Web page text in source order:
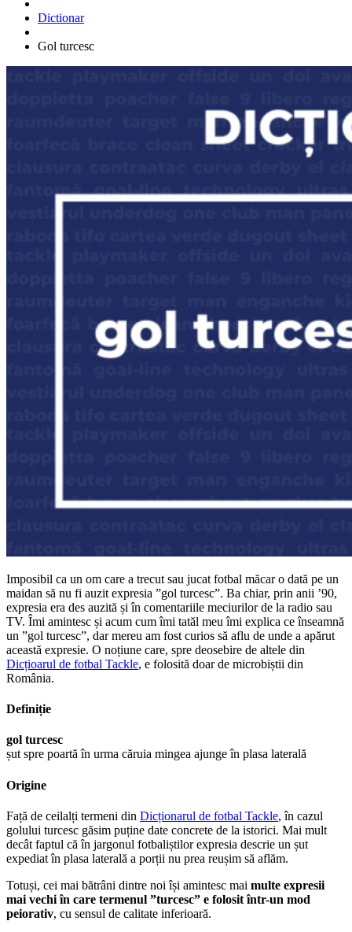
Dictionar
Gol turcesc
Imposibil ca un om care a trecut sau jucat fotbal măcar o dată pe un
maidan să nu fi auzit expresia ”gol turcesc”. Ba chiar, prin anii ’90,
expresia era des auzită și în comentariile meciurilor de la radio sau
TV. Îmi amintesc și acum cum îmi tatăl meu îmi explica ce înseamnă
un ”gol turcesc”, dar mereu am fost curios să aflu de unde a apărut
această expresie. O noțiune care, spre deosebire de altele din
Dicțioarul de fotbal Tackle, e folosită doar de microbiștii din
România.
Definiție
gol turcesc
șut spre poartă în urma căruia mingea ajunge în plasa laterală
Origine
Față de ceilalți termeni din Dicționarul de fotbal Tackle, în cazul
golului turcesc găsim puține date concrete de la istorici. Mai mult
decât faptul că în jargonul fotbaliștilor expresia descrie un șut
expediat în plasa laterală a porții nu prea reușim să aflăm.
Totuși, cei mai bătrâni dintre noi își amintesc mai multe expresii
mai vechi în care termenul ”turcesc” e folosit într-un mod
peiorativ, cu sensul de calitate inferioară.